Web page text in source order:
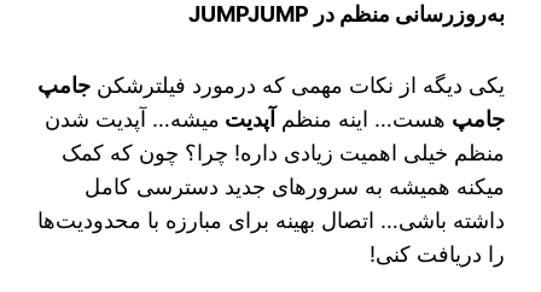
به‌روزرسانی منظم در JUMPJUMP
یکی دیگه از نکات مهمی که درمورد فیلترشکنجامپ
جامپ هست… اینه منظم آپدیت میشه… آپدیت شدن
منظم خیلی اهمیت زیادی داره! چرا؟ چون که کمک
میکنه همیشه به سرورهای جدید دسترسی کامل
داشته باشی… اتصال بهینه برای مبارزه با محدودیت‌ها
را دریافت کنی!